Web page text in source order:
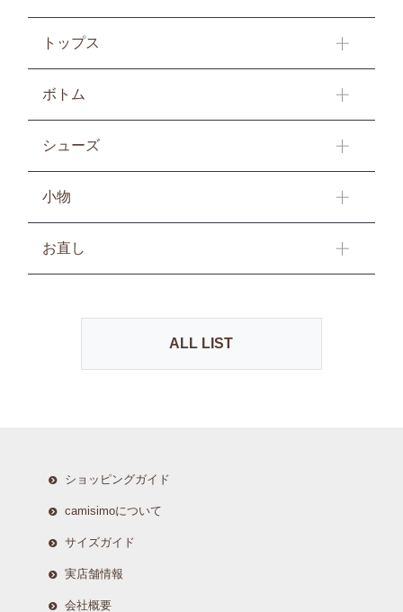
トップス
ボトム
シューズ
小物
お直し
ALL LIST
ショッピングガイド
camisimoについて
サイズガイド
実店舗情報
会社概要